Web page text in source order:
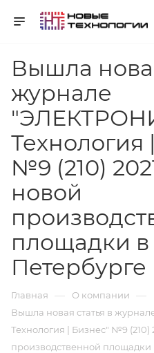
Вышла
журнале
Технология
№9 (210)
новой
площадки в
Петербурге
Главная — О компании —
Вышла новая статья в
Технология | Бизнес" №9 (210)
производственной площадки